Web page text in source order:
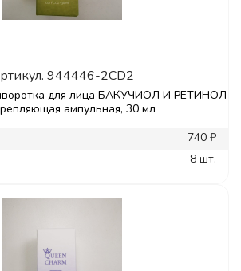
944446-2CD2
для лица БАКУЧИОЛ И РЕТИНОЛ
ампульная, 30 мл
740 ₽
8 шт.